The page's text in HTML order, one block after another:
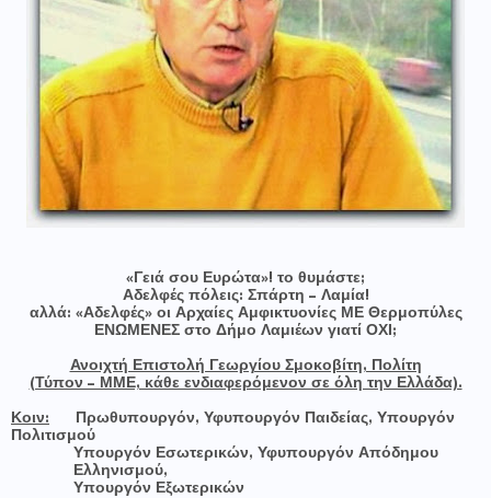
«Γειά σου Ευρώτα»! το θυμάστε;
Αδελφές πόλεις: Σπάρτη – Λαμία!
αλλά: «Αδελφές» οι Αρχαίες Αμφικτυονίες ΜΕ Θερμοπύλες
ΕΝΩΜΕΝΕΣ στο Δήμο Λαμιέων γιατί ΟΧΙ;
Ανοιχτή Επιστολή Γεωργίου Σμοκοβίτη, Πολίτη
(Τύπον – ΜΜΕ, κάθε ενδιαφερόμενον σε όλη την Ελλάδα).
Κοιν:
Πρωθυπουργόν, Υφυπουργόν Παιδείας, Υπουργόν
Πολιτισμού
Υπουργόν Εσωτερικών, Υφυπουργόν Απόδημου
Ελληνισμού,
Υπουργόν Εξωτερικών